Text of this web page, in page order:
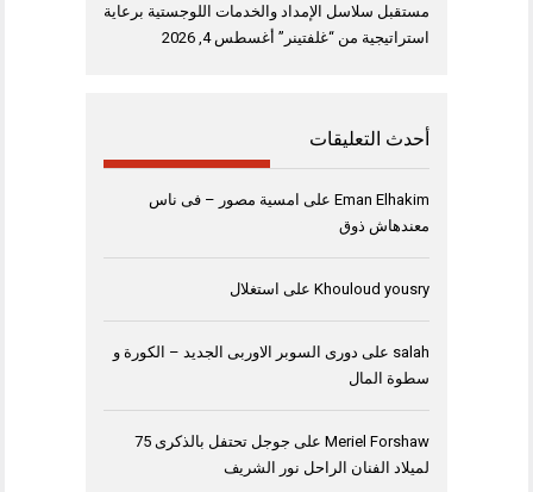
مستقبل سلاسل الإمداد والخدمات اللوجستية برعاية
استراتيجية من “غلفتينر” أغسطس 4, 2026
أحدث التعليقات
Eman Elhakim على امسية مصور – فى ناس
معندهاش ذوق
Khouloud yousry على استغلال
salah على دورى السوبر الاوربى الجديد – الكورة و
سطوة المال
Meriel Forshaw على
جوجل تحتفل بالذكرى 75
لميلاد الفنان الراحل نور الشريف